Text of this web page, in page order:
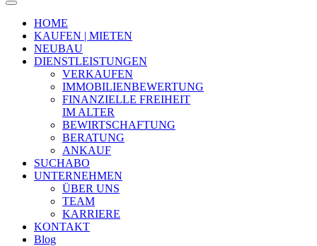
HOME
KAUFEN | MIETEN
NEUBAU
DIENSTLEISTUNGEN
VERKAUFEN
IMMOBILIENBEWERTUNG
FINANZIELLE FREIHEIT
IM ALTER
BEWIRTSCHAFTUNG
BERATUNG
ANKAUF
SUCHABO
UNTERNEHMEN
ÜBER UNS
TEAM
KARRIERE
KONTAKT
Blog